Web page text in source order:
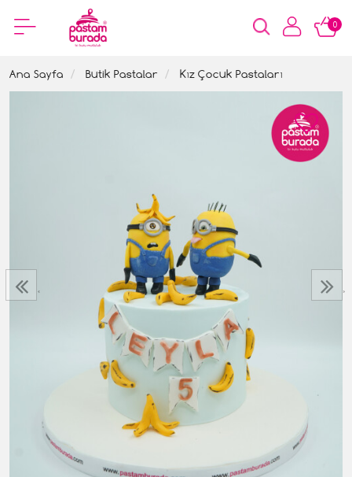
0
Ana Sayfa Butik Pastalar Kız Çocuk Pastaları
‹ ›